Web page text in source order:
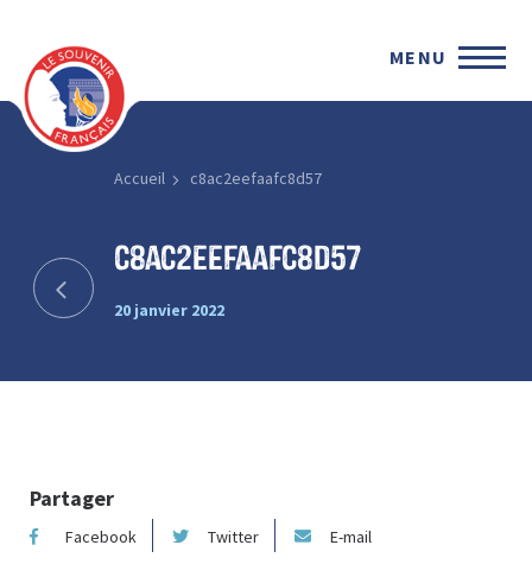
MENU
Accueil c8ac2eefaafc8d57
c8ac2eefaafc8d57
20 janvier 2022
Partager
Facebook Twitter E-mail